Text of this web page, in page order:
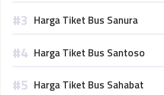
Harga Tiket Bus Sanura
Harga Tiket Bus Santoso
Harga Tiket Bus Sahabat